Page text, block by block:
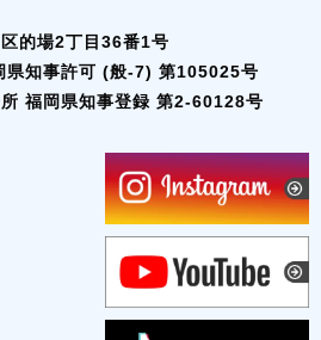
的場2丁目36番1号
県知事許可 (般-7) 第105025号
福岡県知事登録 第2-60128号